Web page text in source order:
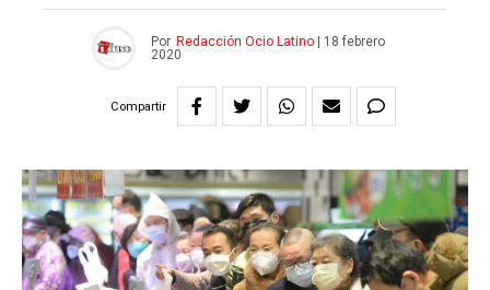
Por Redacción Ocio Latino|
18 febrero
2020
Compartir